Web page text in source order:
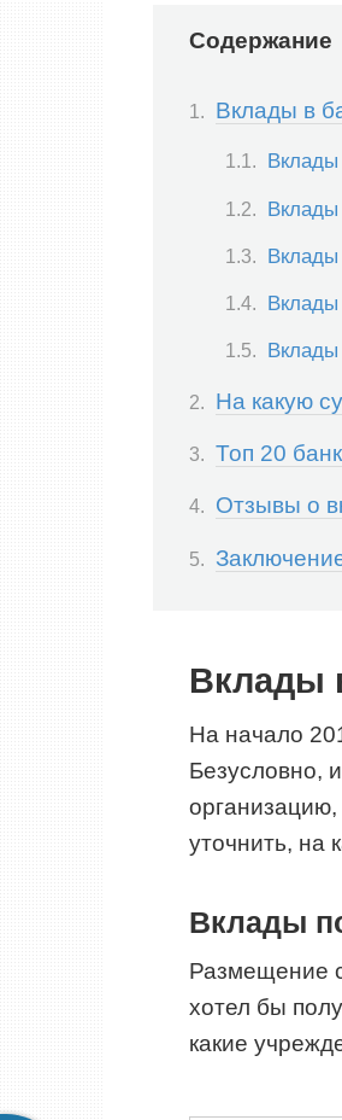
Содержание
Вклады в
Вклады
Вклады
На какую
Топ 20
Отзывы о
Вклады
На начало
Безусловно,
организацию,
уточнить, на
Вклады
Размещение
хотел бы
какие